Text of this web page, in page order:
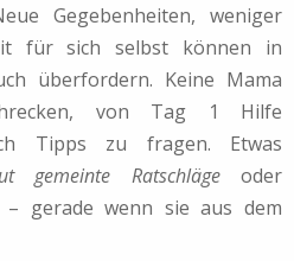
Gegebenheiten, weniger
für sich selbst können in
überfordern. Keine Mama
von Tag 1 Hilfe
Tipps zu fragen. Etwas
gemeinte Ratschlägeoder
gerade wenn sie aus dem